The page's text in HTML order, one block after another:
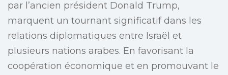
par l’ancien président Donald Trump,
marquent un tournant significatif dans les
relations diplomatiques entre Israël et
plusieurs nations arabes. En favorisant la
coopération économique et en promouvant le